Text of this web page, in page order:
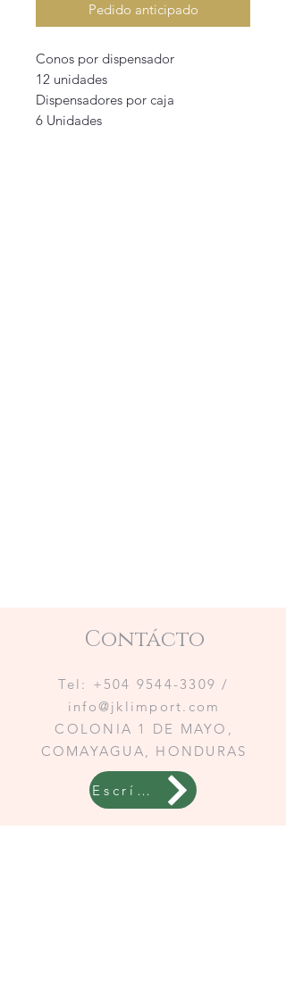
Pedido anticipado
Conos por dispensador
12 unidades
Dispensadores por caja
6 Unidades
Contácto
Tel: +504 9544-3309 /
info@jklimport.com
COLONIA 1 DE MAYO,
COMAYAGUA, HONDURAS
Escríbenos a WhatsApp